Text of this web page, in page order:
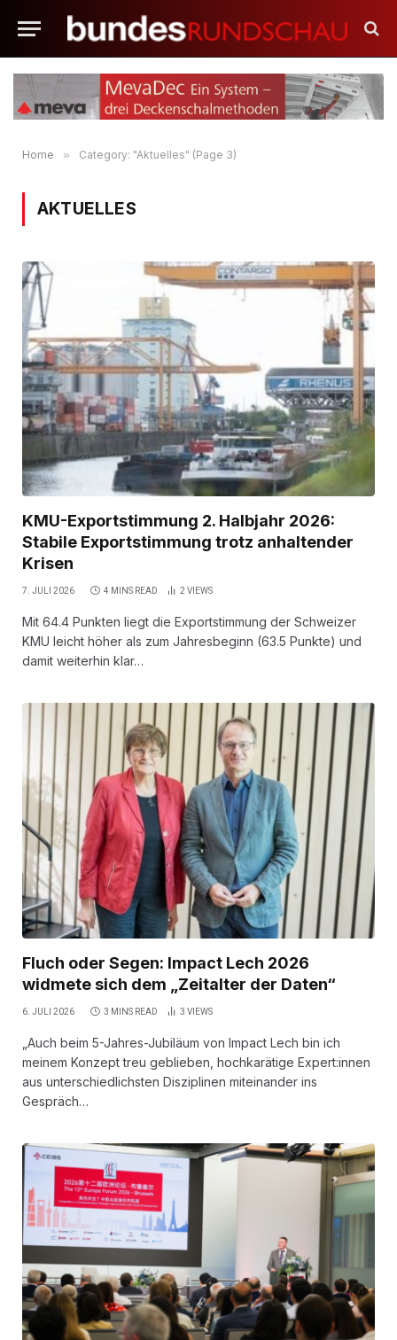
Home » Category: "Aktuelles" (Page 3)
AKTUELLES
KMU-Exportstimmung 2. Halbjahr 2026:
Stabile Exportstimmung trotz anhaltender
Krisen
7. JULI 2026 4 MINS READ 2VIEWS
Mit 64.4 Punkten liegt die Exportstimmung der Schweizer
KMU leicht höher als zum Jahresbeginn (63.5 Punkte) und
damit weiterhin klar…
Fluch oder Segen: Impact Lech 2026
widmete sich dem „Zeitalter der Daten“
6. JULI 2026 3 MINS READ 3 VIEWS
„Auch beim 5-Jahres-Jubiläum von Impact Lech bin ich
meinem Konzept treu geblieben, hochkarätige Expert:innen
aus unterschiedlichsten Disziplinen miteinander ins
Gespräch…